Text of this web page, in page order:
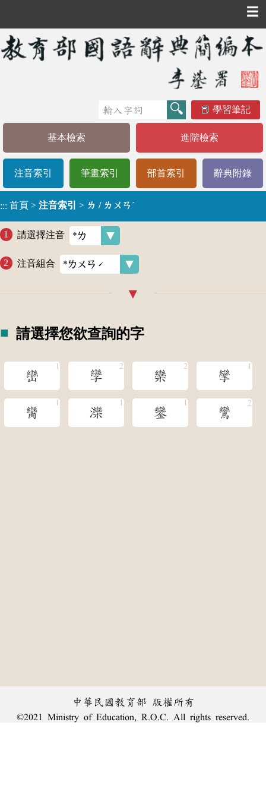
☰
學習筆記
基本檢索 進階檢索
注音索引 筆畫索引 部首索引 辭典附錄
::: 首頁 > 注音索引 > ㄌ / ㄌㄨㄢˊ
請選擇注音
注音組合
請選擇您欲查詢的字
巒 孿 欒 攣
臠 灤 鑾 鸞
中華民國教育部 版權所有
©2021 Ministry of Education, R.O.C. All rights reserved.